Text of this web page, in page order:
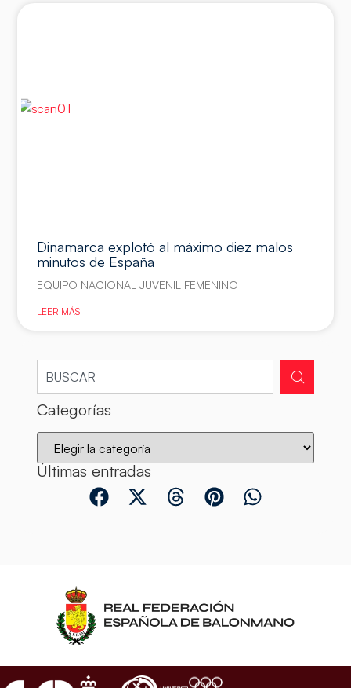
Dinamarca explotó al máximo diez malos
minutos de España
EQUIPO NACIONAL JUVENIL FEMENINO
LEER MÁS
Categorías
Últimas entradas